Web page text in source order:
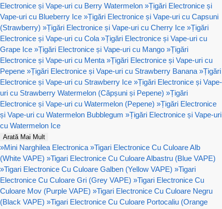
Electronice și Vape-uri cu Berry Watermelon »Țigări Electronice și
Vape-uri cu Blueberry Ice »Țigări Electronice și Vape-uri cu Capsuni
(Strawberry) »Țigări Electronice și Vape-uri cu Cherry Ice »Țigări
Electronice și Vape-uri cu Cola »Țigări Electronice și Vape-uri cu
Grape Ice »Țigări Electronice și Vape-uri cu Mango »Țigări
Electronice și Vape-uri cu Menta »Țigări Electronice și Vape-uri cu
Pepene »Țigări Electronice și Vape-uri cu Strawberry Banana »Țigări
Electronice și Vape-uri cu Strawberry Ice »Țigări Electronice și Vape-
uri cu Strawberry Watermelon (Căpșuni și Pepene) »Țigări
Electronice și Vape-uri cu Watermelon (Pepene) »Țigări Electronice
și Vape-uri cu Watermelon Bubblegum »Țigări Electronice și Vape-uri
cu Watermelon Ice
Arată Mai Mult
»Mini Narghilea Electronica »Tigari Electronice Cu Culoare Alb
(White VAPE) »Tigari Electronice Cu Culoare Albastru (Blue VAPE)
»Tigari Electronice Cu Culoare Galben (Yellow VAPE) »Tigari
Electronice Cu Culoare Gri (Grey VAPE) »Tigari Electronice Cu
Culoare Mov (Purple VAPE) »Tigari Electronice Cu Culoare Negru
(Black VAPE) »Tigari Electronice Cu Culoare Portocaliu (Orange